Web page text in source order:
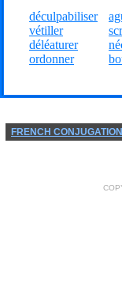
déculpabiliser
vétiller
déléaturer
ordonner
FRENCH CONJUGATION